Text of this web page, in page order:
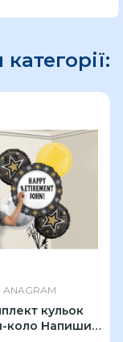
ANAGRAM
кульок
коло Напиши